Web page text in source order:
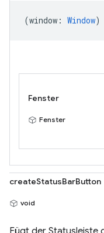
(window : Window)
Fenster
Fenster
createStatusBarButton
void